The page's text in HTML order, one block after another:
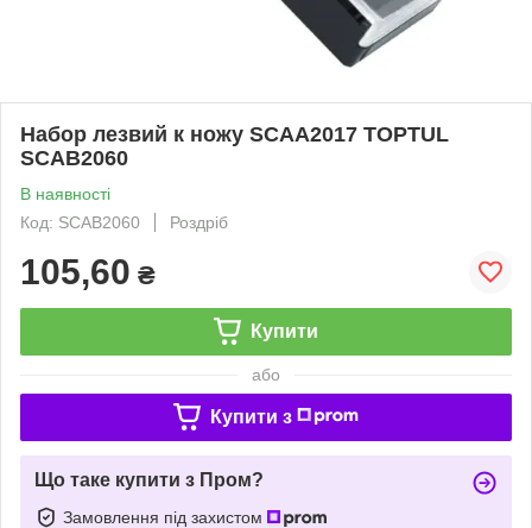
Набор лезвий к ножу SCAA2017 TOPTUL
SCAB2060
В наявності
Код: SCAB2060
Роздріб
105,60 ₴
Купити
або
Купити з
Що таке купити з Пром?
Замовлення під захистом